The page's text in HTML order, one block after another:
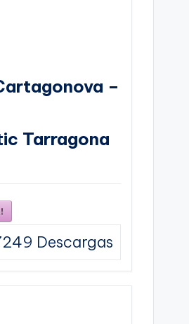
–
Tarragona
Descargas